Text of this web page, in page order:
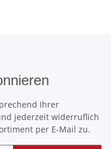
Ihrer
jederzeit widerruflich
per E-Mail zu.